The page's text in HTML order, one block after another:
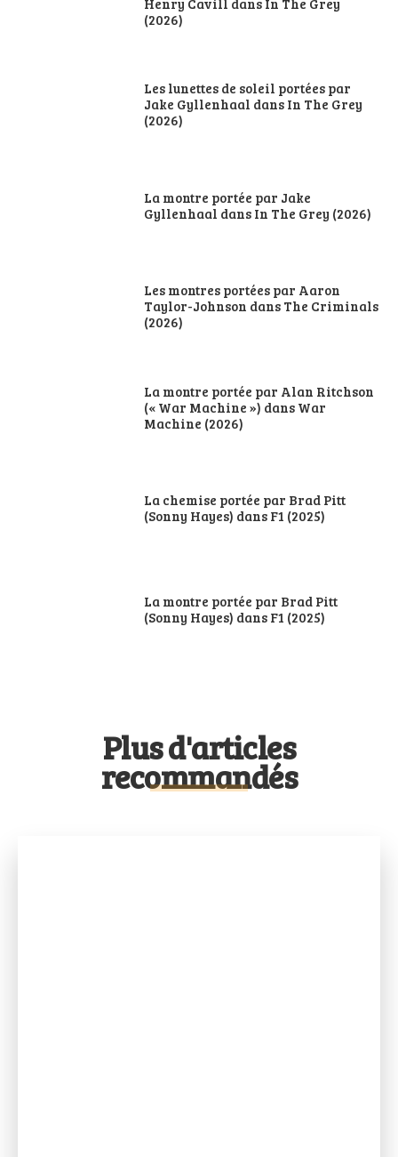
(2026)
Les lunettes de soleil portées par
Jake Gyllenhaal dans In The Grey
(2026)
La montre portée par Jake
Gyllenhaal dans In The Grey (2026)
Les montres portées par Aaron
Taylor-Johnson dans The Criminals
(2026)
La montre portée par Alan Ritchson
(« War Machine ») dans War
Machine (2026)
La chemise portée par Brad Pitt
(Sonny Hayes) dans F1 (2025)
La montre portée par Brad Pitt
(Sonny Hayes) dans F1 (2025)
Plus d'articles
recommandés